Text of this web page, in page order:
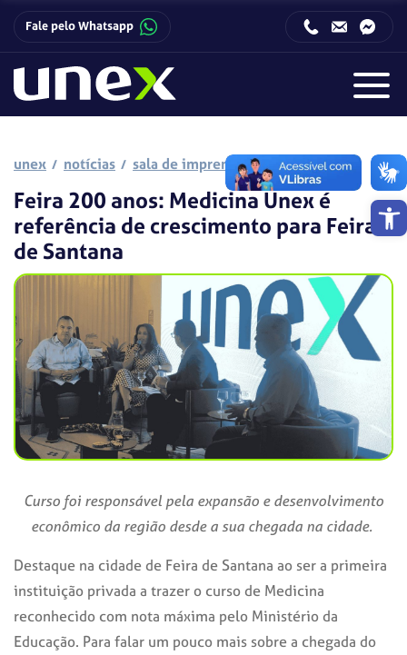
Barra
Fale pelo Whatsapp
unex notícias sala de imprensa
Feira 200 anos: Medicina Unex é
referência de crescimento para Feira
de Santana
Curso foi responsável pela expansão e desenvolvimento
econômico da região desde a sua chegada na cidade.
Destaque na cidade de Feira de Santana ao ser a primeira
instituição privada a trazer o curso de Medicina
reconhecido com nota máxima pelo Ministério da
Educação. Para falar um pouco mais sobre a chegada do